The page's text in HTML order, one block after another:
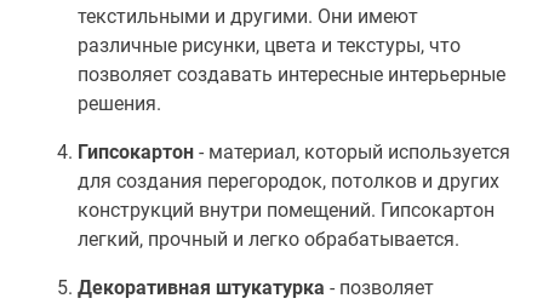
текстильными и другими. Они имеют
различные рисунки, цвета и текстуры, что
позволяет создавать интересные интерьерные
решения.
Гипсокартон - материал, который используется
для создания перегородок, потолков и других
конструкций внутри помещений. Гипсокартон
легкий, прочный и легко обрабатывается.
Декоративная штукатурка - позволяет